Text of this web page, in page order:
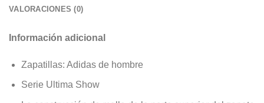
VALORACIONES (0)
Información adicional
Zapatillas: Adidas de hombre
Serie Ultima Show